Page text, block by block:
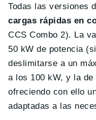
Todas las versiones
cargas rápidas en
CCS Combo 2). La
50 kW de potencia
deslimitarse a un
a los 100 kW, y la
ofreciendo con ello
adaptadas a las